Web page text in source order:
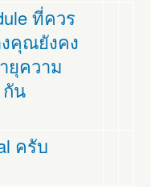
ที่ควร
คุณยังคง
ยุความ
กัน
ครับ